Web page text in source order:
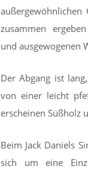
außergewöhnlichen
zusammen
und ausgewogenen
Der Abgang ist
von einer leicht
erscheinen Süßholz
Beim Jack Daniels
sich um eine